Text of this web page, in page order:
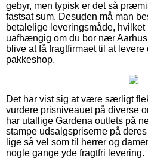
gebyr, men typisk er det så
fastsat sum. Desuden må man
betalelige leveringsmåde,
uafhængig om du bor nær
blive at få fragtfirmaet til at
pakkeshop.
Det har vist sig at være særligt
vurdere prisniveauet på diverse
har utallige Gardena outlets på
stampe udsalgspriserne på
lige så vel som til herrer og
nogle gange yde fragtfri levering.